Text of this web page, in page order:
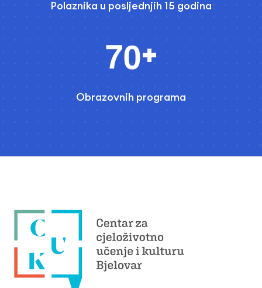
Polaznika u posljednjih 15 godina
70+
Obrazovnih programa